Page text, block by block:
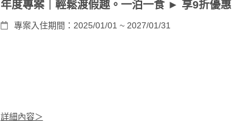
年度專案｜輕鬆渡假趣。一泊一食 ► 享9折優惠
專案入住期間：2025/01/01 ~ 2027/01/31
詳細內容＞